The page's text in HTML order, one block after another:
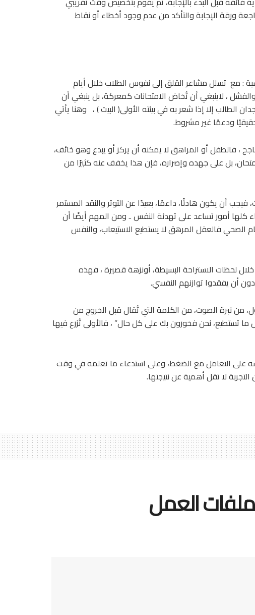
ورقة الإجابة والتأكد من عدم وجود أخطاء أو نقاط
: مع تسلل مشاعر القلق إلى نفوس الطلاب خلال أيام
، لاينبغي أن تُخاض الامتحانات كمعركة، بل ينبغي أن
الطالب إلا إذا شعر به في بيئته الأولى( البيت ) ، وهنا يأتي
ودعمًا غير مشروط.
، فالطفل أو المراهق لا يمكنه أن يركز أو يبدع وهو خائف،
بل على جهده وإصراره، فإن هذا يخفف عنه كثيرًا من
فيجب أن يكون هادئًا، داعمًا، بعيدًا عن التوتر والنقد المستمر
كلها أمور تساعد على تهدئة النفس .. ومن المهم أيضًا أن
الصحي فالعقل المرهق لا يستطيع الاستيعاب، والنفس
لحظات الاستراحة البسيطة، أونزهة قصيرة ، فهذه
أن يفقدوا توازنهم النفسي.
من نبرة الصوت، من الكلمة التي تُقال قبل الخروج من
تستطيع، نحن فخورون بك على كل حال” ، فالأولى تُزرع فيها
على التعامل مع الضغط، وعلى استدعاء ما تعلمه في وقت
لا تقل أهمية عن نتيجتها.
العمل